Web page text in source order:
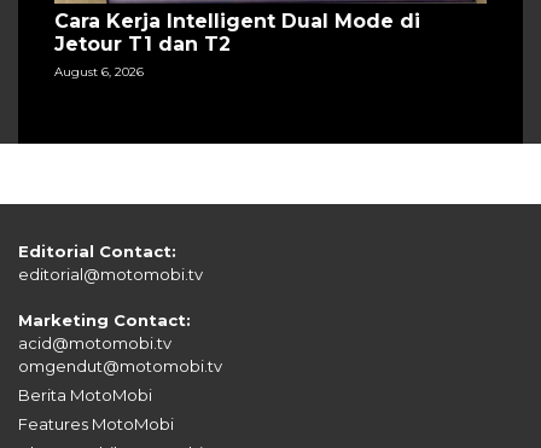
Cara Kerja Intelligent Dual Mode di
Jetour T1 dan T2
August 6, 2026
Editorial Contact:
editorial@motomobi.tv
Marketing Contact:
acid@motomobi.tv
omgendut@motomobi.tv
Berita MotoMobi
Features MotoMobi